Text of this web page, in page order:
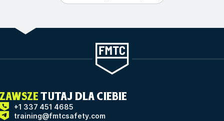
ZAWSZE TUTAJ DLA CIEBIE
+1 337 451 4685
training@fmtcsafety.com